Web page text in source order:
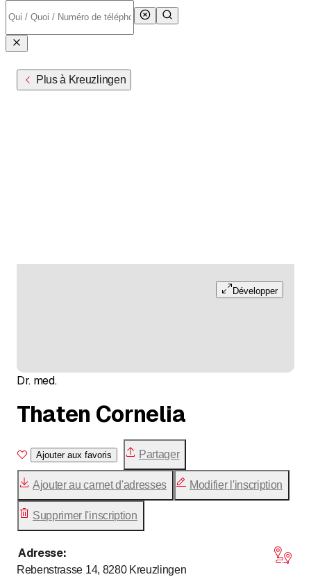
Plus à Kreuzlingen
Développer
Dr. med.
Thaten Cornelia
Ajouter aux favoris Partager
Ajouter au carnet d'adresses Modifier l'inscription
Supprimer l'inscription
Adresse:
Rebenstrasse 14, 8280 Kreuzlingen